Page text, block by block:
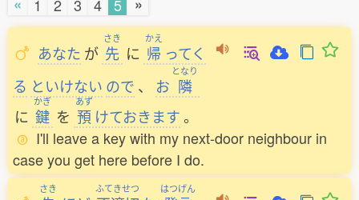
« 1 2 3 4 5 »
あなた が
さき
先 に
かえ
帰 ってく
る といけない ので 、 お
となり
隣
に
かぎ
鍵 を
あず
預 けておきます。
I'll leave a key with my next-door neighbour in
case you get here before I do.
さき ふてきせつ はつげん